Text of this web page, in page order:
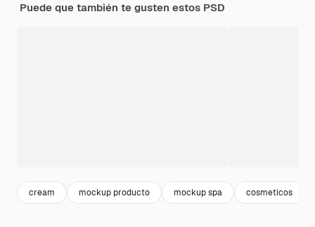
Puede que también te gusten estos PSD
cream mockup producto mockup spa cosmeticos